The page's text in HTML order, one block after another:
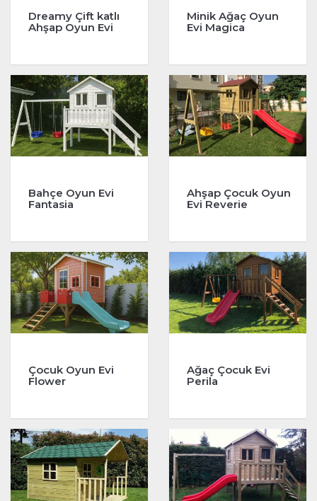
Dreamy Çift katlı
Ahşap Oyun Evi
Minik Ağaç Oyun
Evi Magica
Bahçe Oyun Evi
Fantasia
Ahşap Çocuk Oyun
Evi Reverie
Çocuk Oyun Evi
Flower
Ağaç Çocuk Evi
Perila